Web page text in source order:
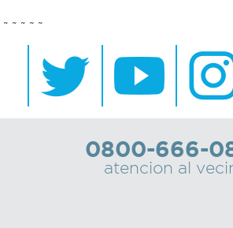
Recorrido
colectivos
Recarga
~ ~ ~ ~ ~
0800-666-
atencion al